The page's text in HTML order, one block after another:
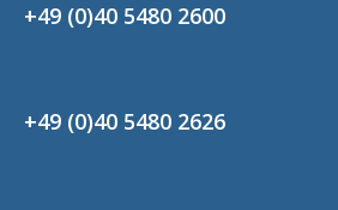
+49 (0)40 5480 2600
+49 (0)40 5480 2626